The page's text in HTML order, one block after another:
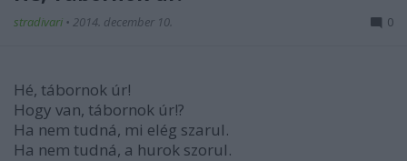
stradivari • 2014. december 10. 0
Hé, tábornok úr!
Hogy van, tábornok úr!?
Ha nem tudná, mi elég szarul.
Ha nem tudná, a hurok szorul.